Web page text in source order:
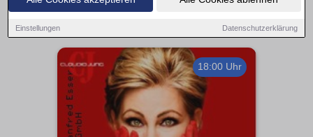
Einstellungen Datenschutzerklärung
18:00 Uhr